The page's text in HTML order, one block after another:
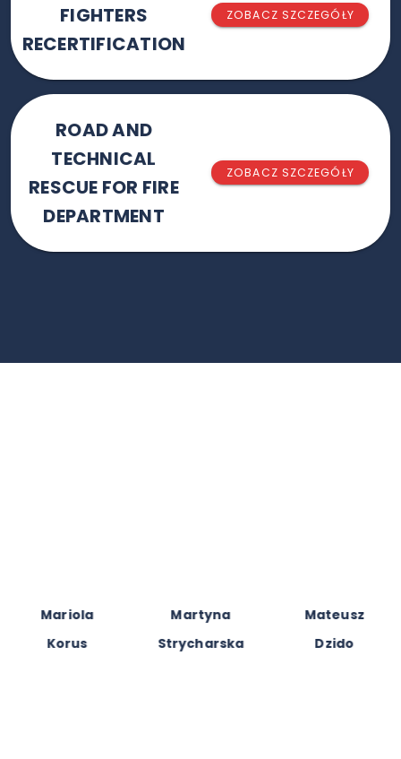
FIGHTERS
RECERTIFICATION
ZOBACZ SZCZEGÓŁY
ROAD AND
TECHNICAL
RESCUE FOR FIRE
DEPARTMENT
ZOBACZ SZCZEGÓŁY
Mariola
Korus
Martyna
Strycharska
Mateusz
Dzido